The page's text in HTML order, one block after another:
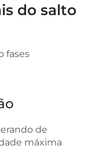
do salto
fases
de
máxima